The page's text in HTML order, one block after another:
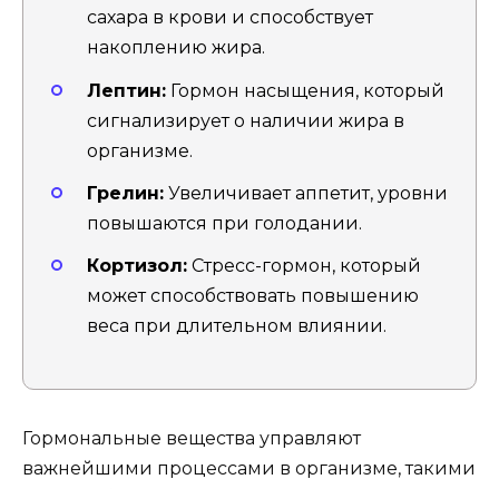
сахара в крови и способствует
накоплению жира.
Лептин: Гормон насыщения, который
сигнализирует о наличии жира в
организме.
Грелин: Увеличивает аппетит, уровни
повышаются при голодании.
Кортизол: Стресс-гормон, который
может способствовать повышению
веса при длительном влиянии.
Гормональные вещества управляют
важнейшими процессами в организме, такими